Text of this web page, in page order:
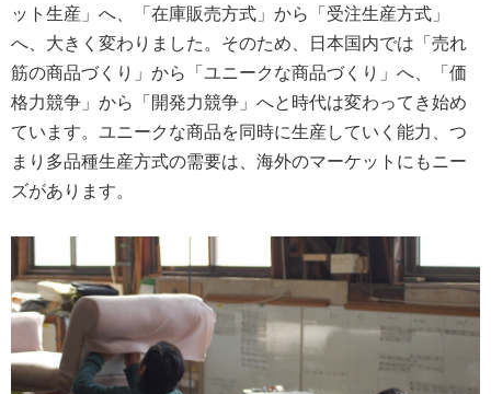
ット生産」へ、「在庫販売方式」から「受注生産方式」
へ、大きく変わりました。そのため、日本国内では「売れ
筋の商品づくり」から「ユニークな商品づくり」へ、「価
格力競争」から「開発力競争」へと時代は変わってき始め
ています。ユニークな商品を同時に生産していく能力、つ
まり多品種生産方式の需要は、海外のマーケットにもニー
ズがあります。